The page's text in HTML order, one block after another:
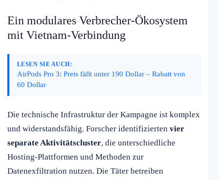
Ein modulares Verbrecher-Ökosystem
mit Vietnam-Verbindung
LESEN SIE AUCH:
AirPods Pro 3: Preis fällt unter 190 Dollar – Rabatt von
60 Dollar
Die technische Infrastruktur der Kampagne ist komplex
und widerstandsfähig. Forscher identifizierten vier
separate Aktivitätscluster, die unterschiedliche
Hosting-Plattformen und Methoden zur
Datenexfiltration nutzen. Die Täter betreiben